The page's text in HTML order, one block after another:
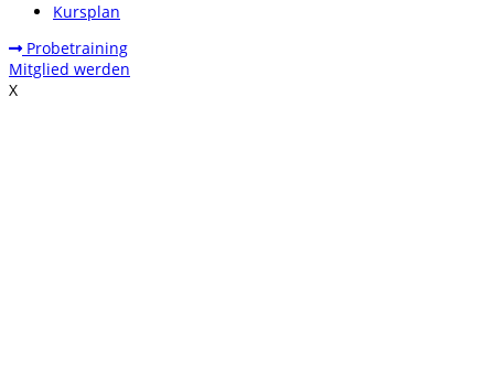
Kursplan
Probetraining
Mitglied werden
X